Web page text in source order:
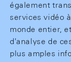
également
services vidéo
monde entier,
d'analyse de
plus amples